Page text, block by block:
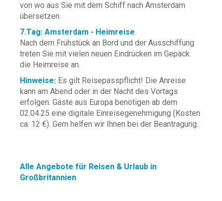
von wo aus Sie mit dem Schiff nach Amsterdam
übersetzen.
7.Tag: Amsterdam - Heimreise
Nach dem Frühstück an Bord und der Ausschiffung
treten Sie mit vielen neuen Eindrücken im Gepäck
die Heimreise an.
Hinweise: Es gilt Reisepasspflicht! Die Anreise
kann am Abend oder in der Nacht des Vortags
erfolgen. Gäste aus Europa benötigen ab dem
02.04.25 eine digitale Einreisegenehmigung (Kosten
ca. 12 €). Gern helfen wir Ihnen bei der Beantragung..
Alle Angebote für Reisen & Urlaub in
Großbritannien